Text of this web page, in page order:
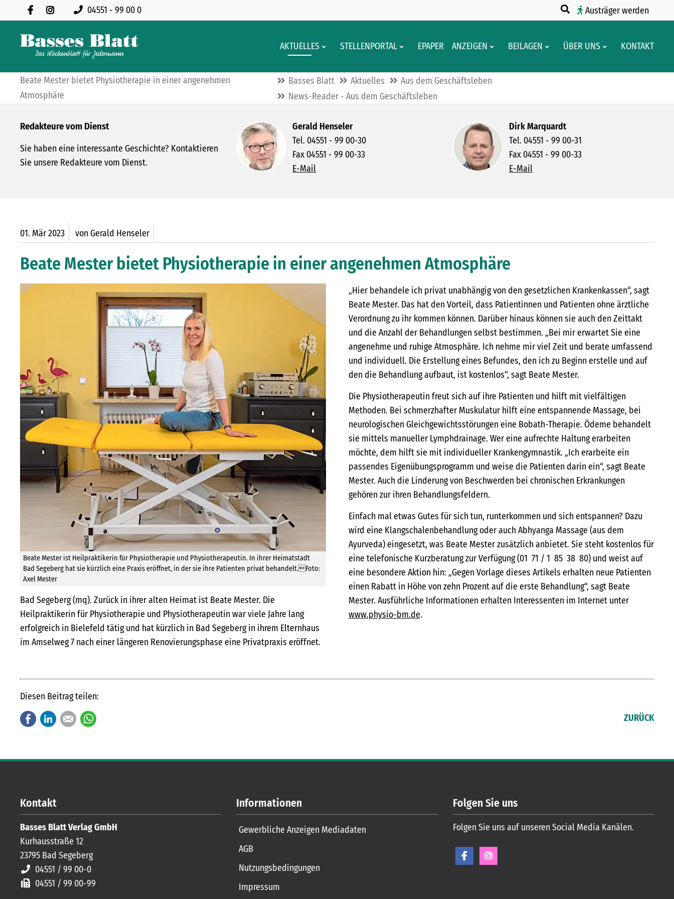
04551 - 99 00 0 Austräger werden
AKTUELLES STELLENPORTAL EPAPER ANZEIGEN BEILAGEN ÜBER UNS KONTAKT
Beate Mester bietet Physiotherapie in einer angenehmen
Atmosphäre
Basses Blatt Aktuelles
Aus dem Geschäftsleben
News-Reader - Aus dem Geschäftsleben
Redakteure vom Dienst
Sie haben eine interessante Geschichte? Kontaktieren
Sie unsere Redakteure vom Dienst.
Gerald Henseler
Tel. 04551 - 99 00-30
Fax 04551 - 99 00-33
E-Mail
Dirk Marquardt
Tel. 04551 - 99 00-31
Fax 04551 - 99 00-33
E-Mail
01. Mär2023 von Gerald Henseler
Beate Mester bietet Physiotherapie in einer angenehmen Atmosphäre
Beate Mester ist Heilpraktikerin für Physiotherapie und Physiotherapeutin. In ihrer Heimatstadt
Bad Segeberg hat sie kürzlich eine Praxis eröffnet, in der sie ihre Patienten privat behandelt.Foto:
Axel Mester
Bad Segeberg (mq). Zurück in ihrer alten Heimat ist Beate Mester. Die
Heilpraktikerin für Physiotherapie und Physiotherapeutin war viele Jahre lang
erfolgreich in Bielefeld tätig und hat kürzlich in Bad Segeberg in ihrem Elternhaus
im Amselweg 7 nach einer längeren Renovierungsphase eine Privatpraxis eröffnet.
„Hier behandele ich privat unabhängig von den gesetzlichen Krankenkassen“, sagt
Beate Mester. Das hat den Vorteil, dass Patientinnen und Patienten ohne ärztliche
Verordnung zu ihr kommen können. Darüber hinaus können sie auch den Zeittakt
und die Anzahl der Behandlungen selbst bestimmen. „Bei mir erwartet Sie eine
angenehme und ruhige Atmosphäre. Ich nehme mir viel Zeit und berate umfassend
und individuell. Die Erstellung eines Befundes, den ich zu Beginn erstelle und auf
den die Behandlung aufbaut, ist kostenlos“, sagt Beate Mester.
Die Physiotherapeutin freut sich auf ihre Patienten und hilft mit vielfältigen
Methoden. Bei schmerzhafter Muskulatur hilft eine entspannende Massage, bei
neurologischen Gleichgewichtsstörungen eine Bobath-Therapie. Ödeme behandelt
sie mittels manueller Lymphdrainage. Wer eine aufrechte Haltung erarbeiten
möchte, dem hilft sie mit individueller Krankengymnastik. „Ich erarbeite ein
passendes Eigenübungsprogramm und weise die Patienten darin ein“, sagt Beate
Mester. Auch die Linderung von Beschwerden bei chronischen Erkrankungen
gehören zur ihren Behandlungsfeldern.
Einfach mal etwas Gutes für sich tun, runterkommen und sich entspannen? Dazu
wird eine Klangschalenbehandlung oder auch Abhyanga Massage (aus dem
Ayurveda) eingesetzt, was Beate Mester zusätzlich anbietet. Sie steht kostenlos für
eine telefonische Kurzberatung zur Verfügung (01 71 / 1 85 38 80) und weist auf
eine besondere Aktion hin: „Gegen Vorlage dieses Artikels erhalten neue Patienten
einen Rabatt in Höhe von zehn Prozent auf die erste Behandlung“, sagt Beate
Mester. Ausführliche Informationen erhalten Interessenten im Internet unter
www.physio-bm.de.
Diesen Beitrag teilen:
FacebookLinkedInE-mail ZURÜCK
Kontakt
Basses Blatt Verlag GmbH
Kurhausstraße 12
23795 Bad Segeberg
04551 / 99 00-0
04551 / 99 00-99
Informationen
Gewerbliche Anzeigen Mediadaten
AGB
Nutzungsbedingungen
Impressum
Folgen Sie uns
Folgen Sie uns auf unseren Social Media Kanälen.